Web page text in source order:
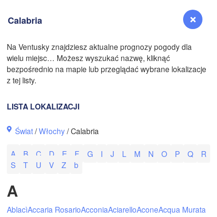
Calabria
Na Ventusky znajdziesz aktualne prognozy pogody dla
wielu miejsc… Możesz wyszukać nazwę, kliknąć
bezpośrednio na mapie lub przeglądać wybrane lokalizacje
z tej listy.
LISTA LOKALIZACJI
Świat/Włochy/ Calabria
A B C D E F G I J L M N O P Q
R
S
T U V Z b
A
AblacìAccaria RosarioAcconiaAciarelloAconeAcqua Murata
Los Angeles
San Jose
Las Vegas
Reno
CALIFORNIA
NEVADA
N